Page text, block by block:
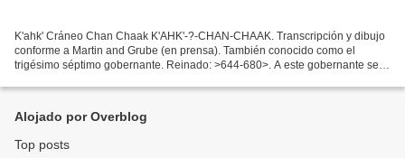
K'ahk' Cráneo Chan Chaak K'AHK'-?-CHAN-CHAAK. Transcripción y dibujo
conforme a Martin and Grube (en prensa). También conocido como el
trigésimo séptimo gobernante. Reinado: >644-680>. A este gobernante se le
Alojado por Overblog
Top posts